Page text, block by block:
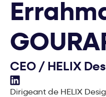
CEO / HELIX
Errahman GOURARI Sur
Dirigeant de HELIX